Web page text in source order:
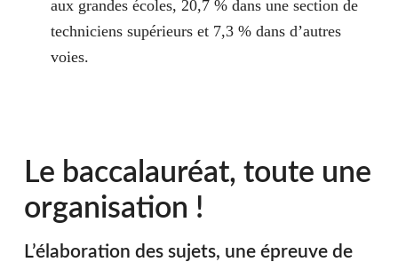
aux grandes écoles, 20,7 % dans une section de
techniciens supérieurs et 7,3 % dans d’autres
voies.
Le baccalauréat, toute une
organisation !
L’élaboration des sujets, une épreuve de